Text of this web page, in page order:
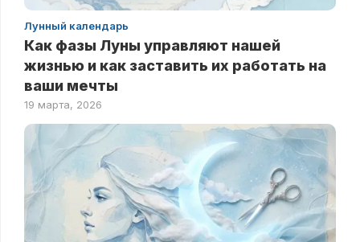
Лунный календарь
Как фазы Луны управляют нашей
жизнью и как заставить их работать на
ваши мечты
19 марта, 2026